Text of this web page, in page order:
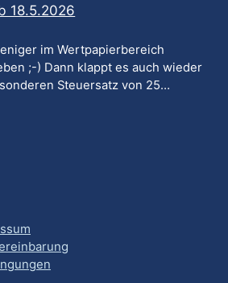
18.5.2026
im Wertpapierbereich
;-) Dann klappt es auch wieder
Steuersatz von 25…